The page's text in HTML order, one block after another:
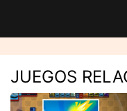
JUEGOS